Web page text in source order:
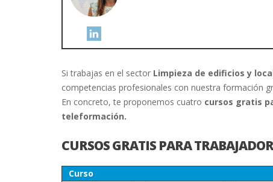
Si trabajas en el sector Limpieza de edificios y
competencias profesionales con nuestra formación
En concreto, te proponemos cuatro cursos gratis
teleformación.
CURSOS GRATIS PARA
Curso